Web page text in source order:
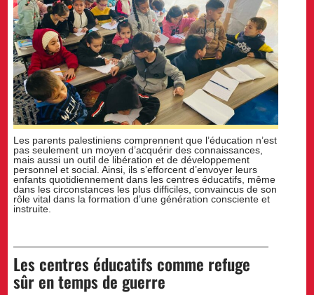
Les parents palestiniens comprennent que l’éducation n’est
pas seulement un moyen d’acquérir des connaissances,
mais aussi un outil de libération et de développement
personnel et social. Ainsi, ils s’efforcent d’envoyer leurs
enfants quotidiennement dans les centres éducatifs, même
dans les circonstances les plus difficiles, convaincus de son
rôle vital dans la formation d’une génération consciente et
instruite.
Les centres éducatifs comme refuge
sûr en temps de guerre